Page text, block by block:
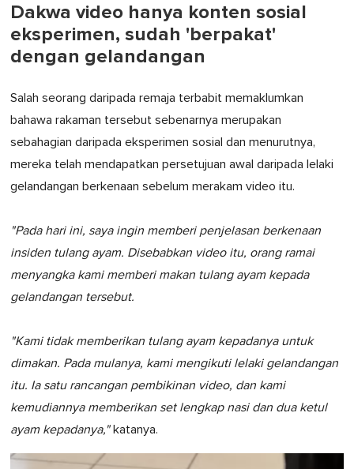
Dakwa video hanya konten sosial
eksperimen, sudah 'berpakat'
dengan gelandangan
Salah seorang daripada remaja terbabit memaklumkan
bahawa rakaman tersebut sebenarnya merupakan
sebahagian daripada eksperimen sosial dan menurutnya,
mereka telah mendapatkan persetujuan awal daripada lelaki
gelandangan berkenaan sebelum merakam video itu.
"Pada hari ini, saya ingin memberi penjelasan berkenaan
insiden tulang ayam. Disebabkan video itu, orang ramai
menyangka kami memberi makan tulang ayam kepada
gelandangan tersebut.
"Kami tidak memberikan tulang ayam kepadanya untuk
dimakan. Pada mulanya, kami mengikuti lelaki gelandangan
itu. Ia satu rancangan pembikinan video, dan kami
kemudiannya memberikan set lengkap nasi dan dua ketul
ayam kepadanya,"katanya.